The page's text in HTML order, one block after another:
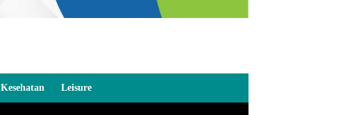
Kesehatan Leisure